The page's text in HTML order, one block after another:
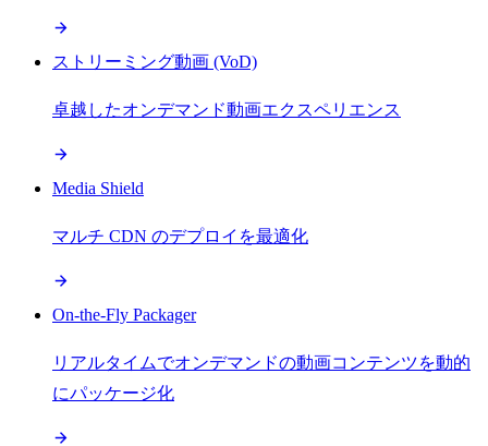
ストリーミング動画 (VoD)
卓越したオンデマンド動画エクスペリエンス
Media Shield
マルチ CDN のデプロイを最適化
On-the-Fly Packager
リアルタイムでオンデマンドの動画コンテンツを動的
にパッケージ化